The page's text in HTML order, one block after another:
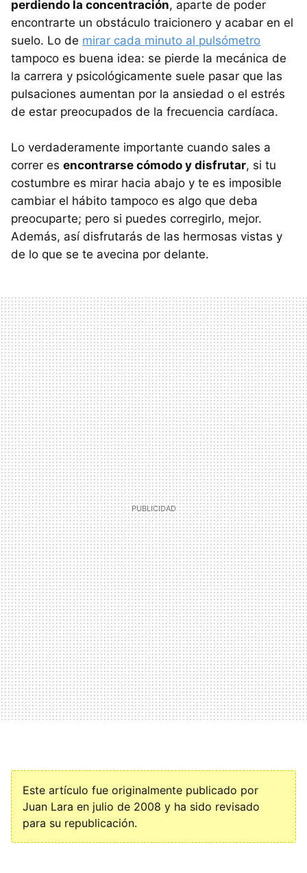
perdiendo la concentración, aparte de poder
encontrarte un obstáculo traicionero y acabar en el
suelo. Lo de mirar cada minuto al pulsómetro
tampoco es buena idea: se pierde la mecánica de
la carrera y psicológicamente suele pasar que las
pulsaciones aumentan por la ansiedad o el estrés
de estar preocupados de la frecuencia cardíaca.
Lo verdaderamente importante cuando sales a
correr es encontrarse cómodo y disfrutar, si tu
costumbre es mirar hacia abajo y te es imposible
cambiar el hábito tampoco es algo que deba
preocuparte; pero si puedes corregirlo, mejor.
Además, así disfrutarás de las hermosas vistas y
de lo que se te avecina por delante.
Este artículo fue originalmente publicado por
Juan Lara en julio de 2008 y ha sido revisado
para su republicación.